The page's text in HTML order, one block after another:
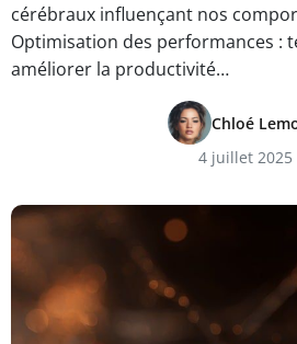
cérébraux influençant nos
Optimisation des performances :
améliorer la productivité…
Chloé
4 juillet 2025